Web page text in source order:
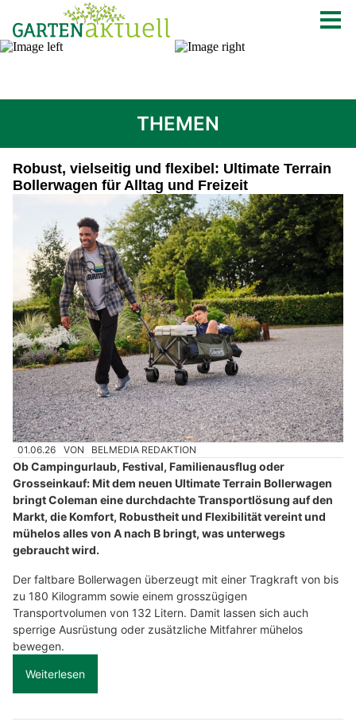
THEMEN
Robust, vielseitig und flexibel: Ultimate Terrain
Bollerwagen für Alltag und Freizeit
01.06.26 VON BELMEDIA REDAKTION
Ob Campingurlaub, Festival, Familienausflug oder
Grosseinkauf: Mit dem neuen Ultimate Terrain Bollerwagen
bringt Coleman eine durchdachte Transportlösung auf den
Markt, die Komfort, Robustheit und Flexibilität vereint und
mühelos alles von A nach B bringt, was unterwegs
gebraucht wird.
Der faltbare Bollerwagen überzeugt mit einer Tragkraft von bis
zu 180 Kilogramm sowie einem grosszügigen
Transportvolumen von 132 Litern. Damit lassen sich auch
sperrige Ausrüstung oder zusätzliche Mitfahrer mühelos
bewegen.
Weiterlesen